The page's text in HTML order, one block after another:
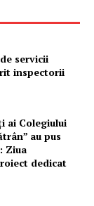
servicii
inspectorii
ai Colegiului
au pus
Ziua
dedicat